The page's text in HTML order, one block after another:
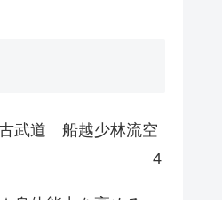
武道 船越少林流空
4